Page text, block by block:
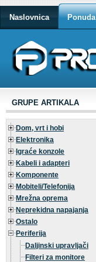
Naslovnica Ponuda
GRUPE ARTIKALA
Dom, vrt i hobi
Elektronika
Igraće konzole
Kabeli i adapteri
Komponente
Mobiteli/Telefonija
Mrežna oprema
Neprekidna napajanja
Ostalo
Periferija
Daljinski upravljači
Filteri za monitore